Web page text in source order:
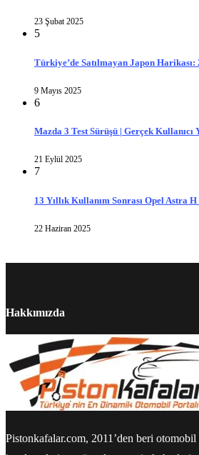
23 Şubat 2025
5
Türkiye’de Satılmayan Japon
9 Mayıs 2025
6
Mazda 3 Test Sürüşü | Gerçek Kullanıcı
21 Eylül 2025
7
13 Yıllık Kullanım Sonrası Opel Astra H
22 Haziran 2025
Hakkımızda
Pistonkafalar.com, 2011’den beri otomobil